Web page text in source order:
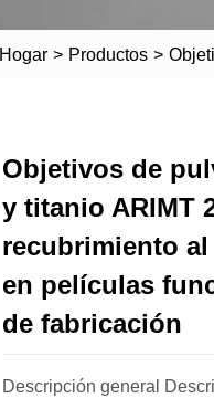
Hogar > Productos >
Objetivos de
y titanio ARIMT
recubrimiento
en películas
de fabricación
Descripción general